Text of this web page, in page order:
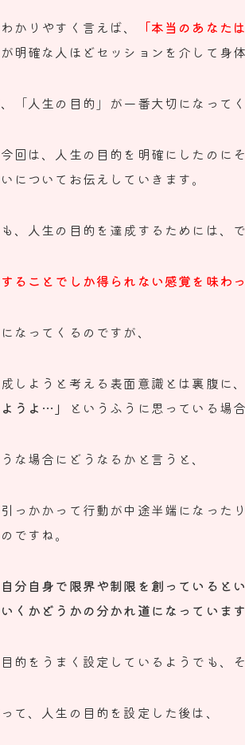
かりやすく言えば、 「本当のあなた
明確な人ほどセッションを介して身
「人生の目的」が一番大切になってく
回は、 人生の目的を明確にしたのに
についてお伝えしていきます。
、人生の目的を達成するためには、
することでしか得られない感覚を味わ
なってくるのですが、
しようと考える表面意識とは裏腹に
うよ…」
というふうに思っている場
な場合にどうなるかと言うと、
っかかって行動が中途半端になったり
ですね。
分自身で限界や制限を創っていると
くかどうかの分かれ道になってい ます
的をうまく設定しているようでも、
て、人生の目的を設定した後は、